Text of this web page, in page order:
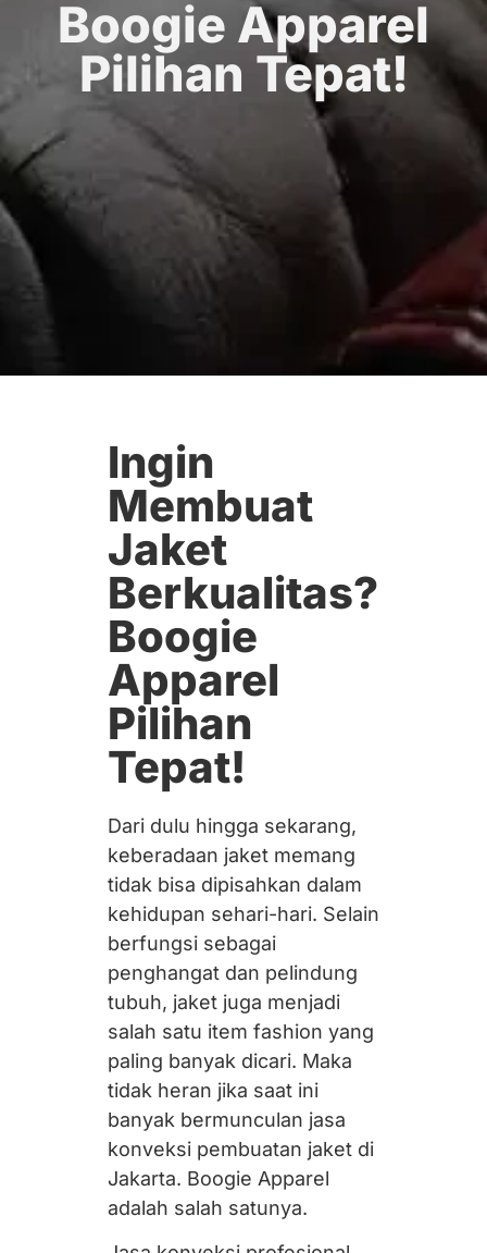
Boogie Apparel
Pilihan Tepat!​
Ingin
Membuat
Jaket
Berkualitas?
Boogie
Apparel
Pilihan
Tepat!
Dari dulu hingga sekarang,
keberadaan jaket memang
tidak bisa dipisahkan dalam
kehidupan sehari-hari. Selain
berfungsi sebagai
penghangat dan pelindung
tubuh, jaket juga menjadi
salah satu item fashion yang
paling banyak dicari. Maka
tidak heran jika saat ini
banyak bermunculan jasa
konveksi pembuatan jaket di
Jakarta. Boogie Apparel
adalah salah satunya.